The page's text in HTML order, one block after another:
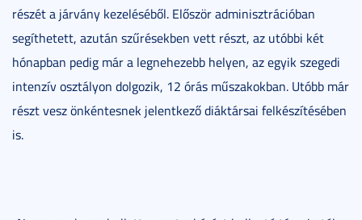
részét a járvány kezeléséből. Először adminisztrációban
segíthetett, azután szűrésekben vett részt, az utóbbi két
hónapban pedig már a legnehezebb helyen, az egyik szegedi
intenzív osztályon dolgozik, 12 órás műszakokban. Utóbb már
részt vesz önkéntesnek jelentkező diáktársai felkészítésében
is.